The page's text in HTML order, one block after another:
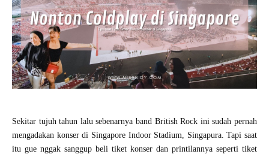
Sekitar tujuh tahun lalu sebenarnya band British Rock ini sudah pernah
mengadakan konser di Singapore Indoor Stadium, Singapura. Tapi saat
itu gue nggak sanggup beli tiket konser dan printilannya seperti tiket